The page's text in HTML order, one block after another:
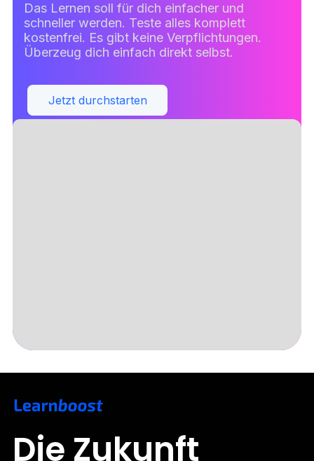
Das Lernen soll für dich einfacher und
schneller werden. Teste alles komplett
kostenfrei. Es gibt keine Verpflichtungen.
Überzeug dich einfach direkt selbst.
Jetzt durchstarten
Die Zukunft